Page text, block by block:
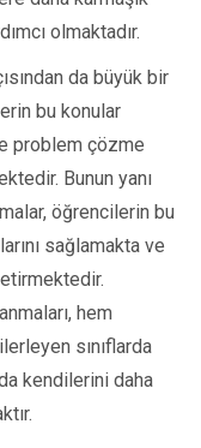
olmaktadır.
da büyük bir
bu konular
problem çözme
Bunun yanı
öğrencilerin bu
sağlamakta ve
hem
sınıflarda
kendilerini daha